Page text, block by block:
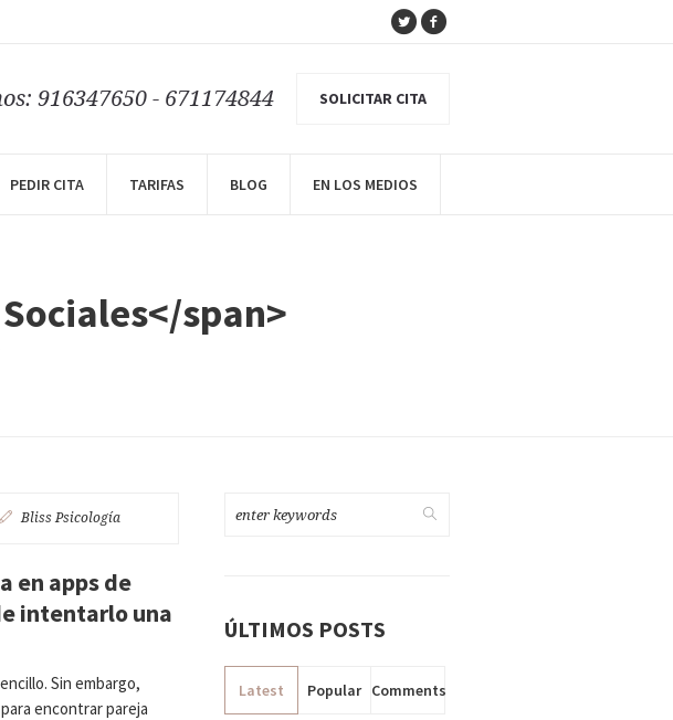
916347650 - 671174844 SOLICITAR CITA
PEDIR CITA TARIFAS BLOG EN LOS MEDIOS
span>
Bliss Psicología
en apps de
intentarlo una
Sin embargo,
encontrar pareja
ÚLTIMOS POSTS
Latest Popular Comments